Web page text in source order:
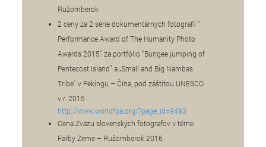
Ružomberok
2 ceny za 2 série dokumentárnych fotografií “
Performance Award of The Humanity Photo
Awards 2015” za portfólio “Bungee jumping of
Pentecost Island” a „Small and Big Nambas
Tribe“ v Pekingu – Čína, pod záštitou UNESCO
v r. 2015
http://www.worldfpa.org/?page_id=9493
Cena Zväzu slovenských fotografov v téme
Farby Zeme – Ružomberok 2016